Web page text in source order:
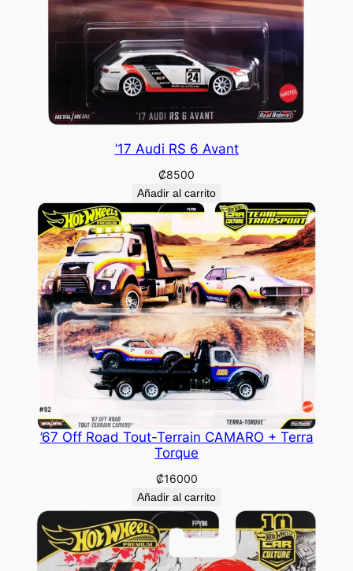
’17 Audi RS 6 Avant
₡8500
Añadir al carrito
’67 Off Road Tout-Terrain CAMARO + Terra
Torque
₡16000
Añadir al carrito